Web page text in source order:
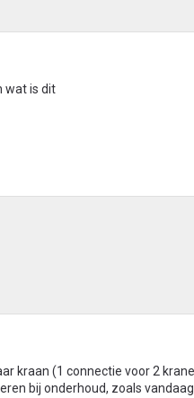
wat is dit
kraan (1 connectie voor 2
bij onderhoud, zoals vandaag